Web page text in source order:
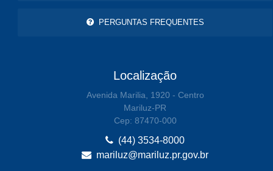
PERGUNTAS FREQUENTES
Localização
Avenida Marilia, 1920 - Centro
Mariluz-PR
Cep: 87470-000
(44) 3534-8000
mariluz@mariluz.pr.gov.br